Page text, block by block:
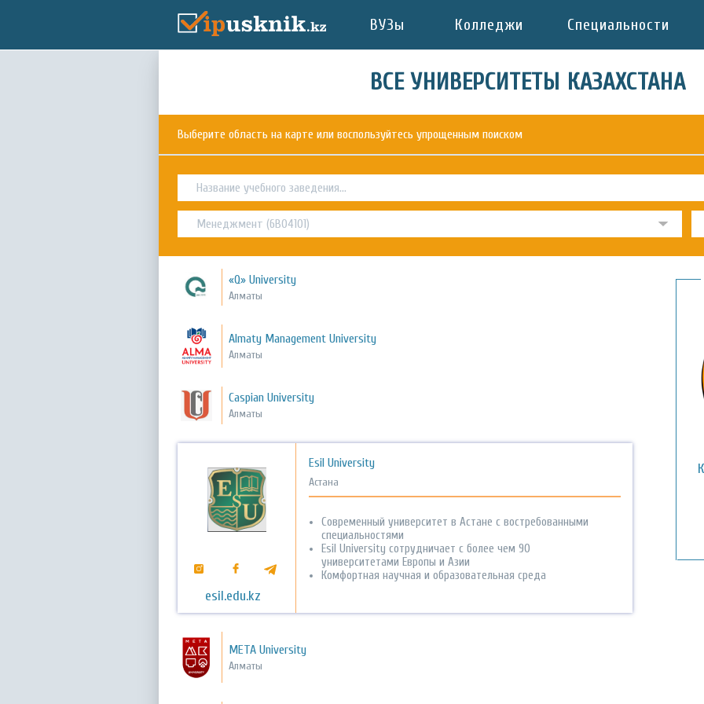
ВУЗы Колледжи Специальности
ВСЕ УНИВЕРСИТЕТЫ КАЗАХСТАНА
Выберите область на карте или воспользуйтесь упрощенным поиском
«Q» University
Алматы
Almaty Management University
Алматы
Caspian University
Алматы
esil.edu.kz
Esil University
Астана
Современный университет в Астане с востребованными
специальностями
Esil University сотрудничает с более чем 90
университетами Европы и Азии
Комфортная научная и образовательная среда
META University
Алматы